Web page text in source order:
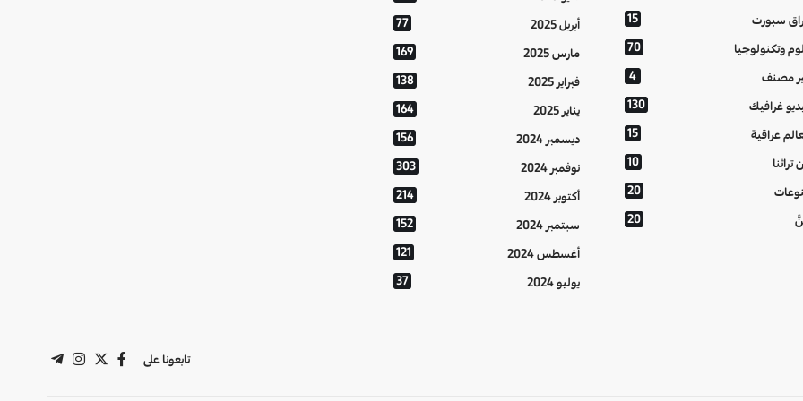
سبورت 15
وتكنولوجيا 70
مصنف 4
غرافيك 130
عراقية 15
تراثنا 10
20
20
أبريل 2025 77
مارس 2025 169
فبراير 2025 138
يناير 2025 164
ديسمبر 2024 156
نوفمبر 2024 303
أكتوبر 2024 214
سبتمبر 2024 152
أغسطس 2024 121
يوليو 2024 37
تابعونا على